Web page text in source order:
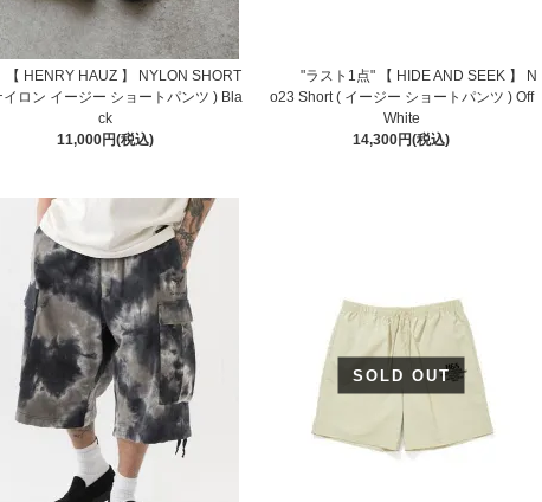
【 HENRY HAUZ 】 NYLON SHORT
イロン イージー ショートパンツ ) Bla
ck
11,000円(税込)
"ラスト1点" 【 HIDE AND SEEK 】 N
o23 Short ( イージー ショートパンツ ) Off
White
14,300円(税込)
SOLD OUT